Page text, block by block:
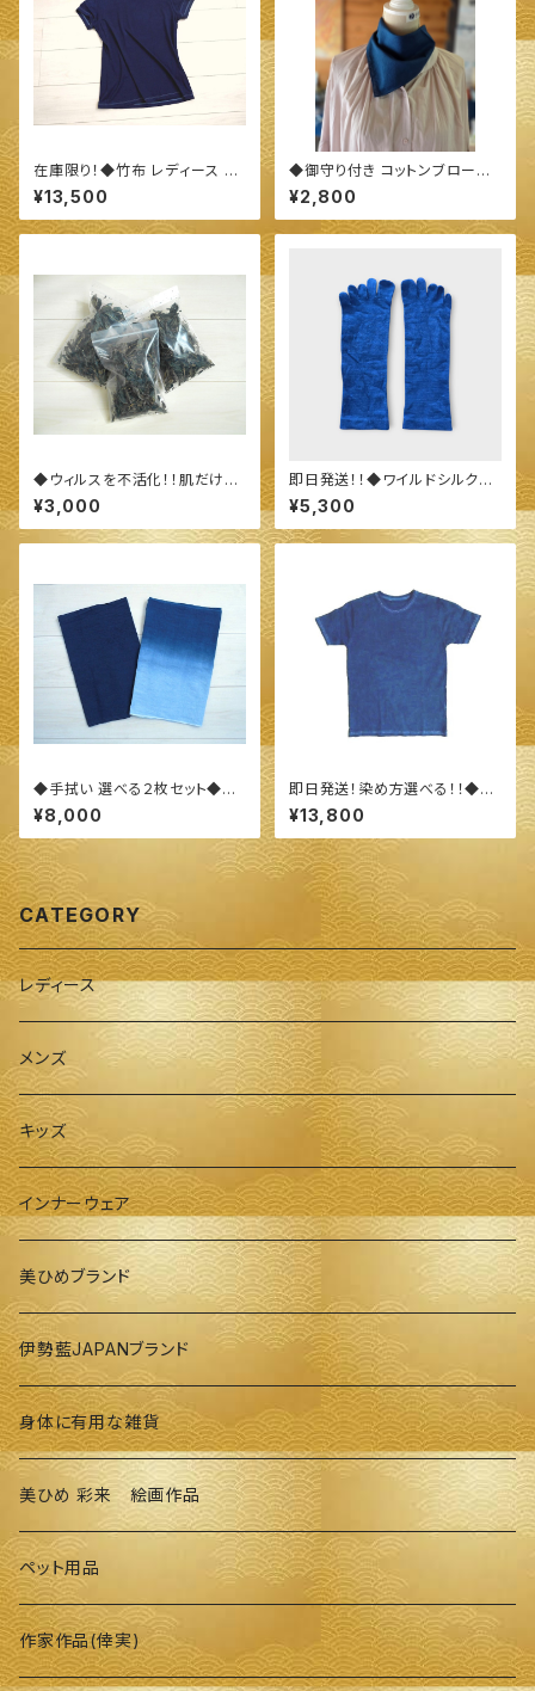
在庫限り！◆竹布 レディース 半
袖 クルーネック Tシャツ（XL、2
XL）◆ 〜100%オーガニック
すくも使用 醗酵建て伊勢藍染～
¥13,500
◆御守り付き コットンブロード
生地 ハンカチーフ&バンダナ◆
～100%オーガニックすくも使用
醗酵建て伊勢藍染～
¥2,800
◆ウィルスを不活化！！肌だけじ
ゃない！ 歯周病予防にも！！藍の
乾燥葉◆
¥3,000
即日発送！！◆ワイルドシルク＆
オーガニックコットン５本指靴下
◆ ～100%オーガニックすくも
使用 醗酵建て伊勢藍染～
¥5,300
◆手拭い 選べる２枚セット◆
～100%オーガニックすくも使用
醗酵建て伊勢藍染～
¥8,000
即日発送！染め方選べる！！◆オ
ーガニックコットン Ｔシャツ（Ｌサ
イズ）長袖&半袖◆ ～100%オ
ーガニックすくも使用 醗酵建て
伊勢藍染～
¥13,800
CATEGORY
レディース
メンズ
キッズ
インナーウェア
美ひめブランド
伊勢藍JAPANブランド
身体に有用な雑貨
美ひめ 彩来 絵画作品
ペット用品
作家作品(倖実)